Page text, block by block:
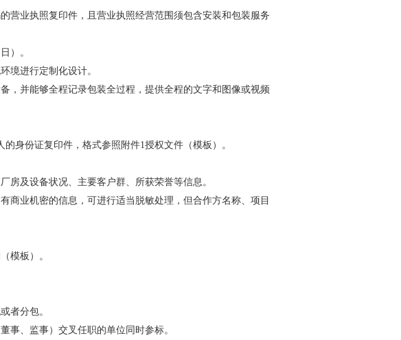
维修信息平台
营业执照复印件，且营业执照经营范围须包含安装和包装服务
）。
境进行定制化设计。
，并能够全程记录包装全过程，提供全程的文字和图像或视频
身份证复印件，格式参照附件1授权文件（模板）。
房及设备状况、主要客户群、所获荣誉等信息。
商业机密的信息，可进行适当脱敏处理，但合作方名称、项目
模板）。
者分包。
事、监事）交叉任职的单位同时参标。